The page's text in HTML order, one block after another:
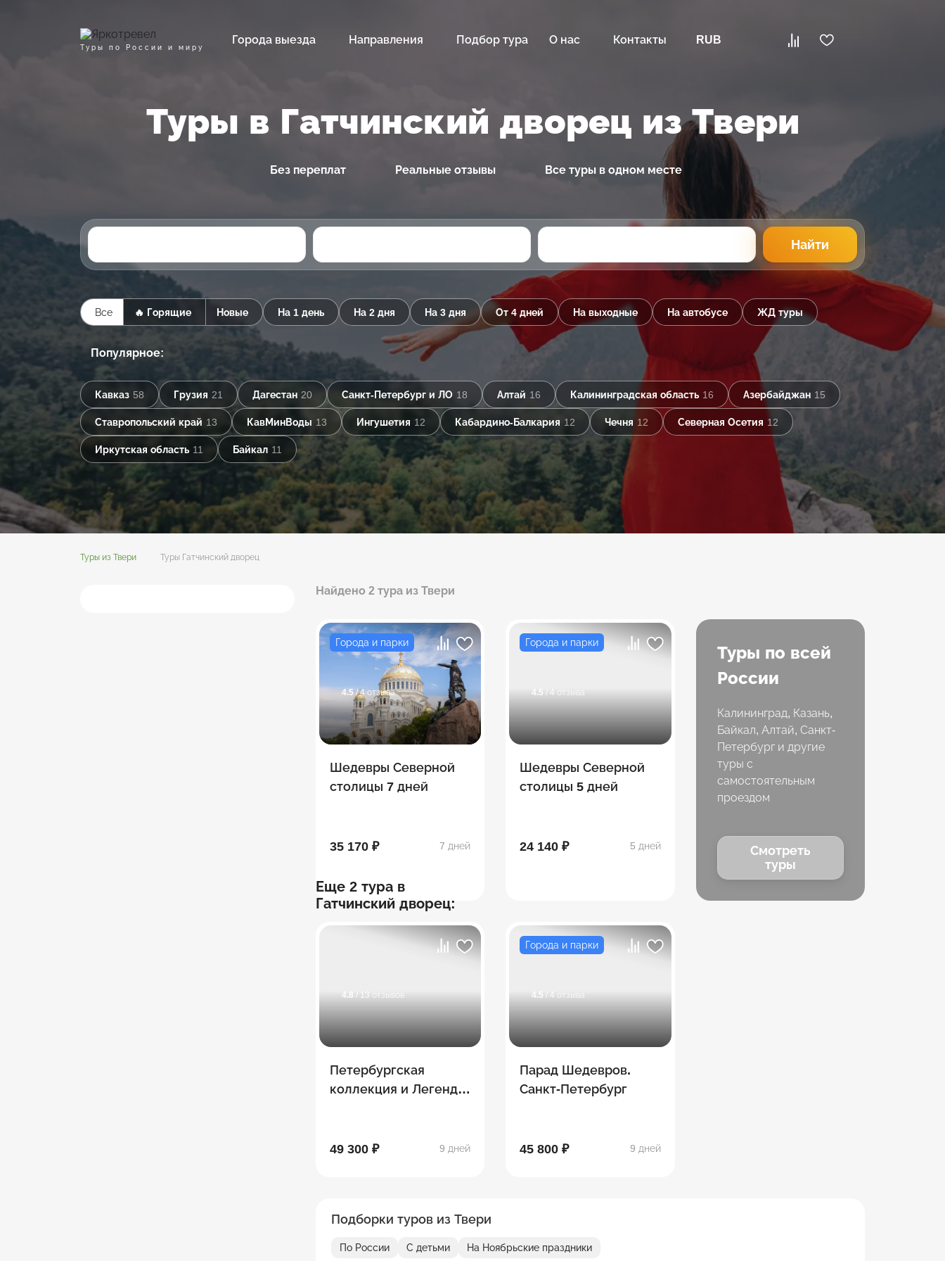
Туры по России и миру
Города выезда Направления Подбор тура О нас Контакты RUB
Туры в Гатчинский дворец из Твери
Без переплат Реальные отзывы Все туры в одном месте
Найти
Все 🔥 Горящие Новые На 1 день На 2 дня На 3 дня От 4 дней На выходные На автобусе ЖД туры
Популярное:
Кавказ 58 Грузия 21 Дагестан 20 Санкт-Петербург и ЛО 18 Алтай 16 Калининградская область 16 Азербайджан 15
Ставропольский край 13 КавМинВоды 13 Ингушетия 12 Кабардино-Балкария 12 Чечня 12 Северная Осетия 12
Иркутская область 11 Байкал 11
Туры из Твери Туры Гатчинский дворец
Найдено 2 тура из Твери
Города и парки
4.5/ 4 отзыва
Шедевры Северной
столицы 7 дней
35 170 ₽ 7 дней
Города и парки
4.5 / 4 отзыва
Шедевры Северной
столицы 5 дней
24 140 ₽ 5 дней
Туры по всей
России
Калининград, Казань,
Байкал, Алтай, Санкт-
Петербург и другие
туры с
самостоятельным
проездом
Смотреть
туры
Еще 2 тура в
Гатчинский дворец:
4.8 / 13 отзывов
Петербургская
коллекция и Легенды
49 300 ₽ 9 дней
Города и парки
4.5 / 4 отзыва
Парад Шедевров.
Санкт-Петербург
45 800 ₽ 9 дней
Подборки туров из Твери
По России С детьми На Ноябрьские праздники